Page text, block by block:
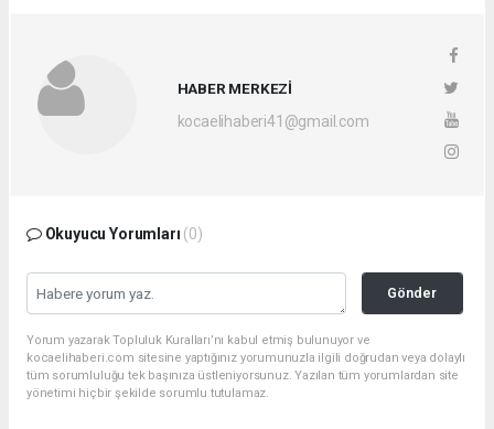
HABER MERKEZİ
kocaelihaberi41@gmail.com
Okuyucu Yorumları (0)
Gönder
Yorum yazarak Topluluk Kuralları’nı kabul etmiş bulunuyor ve
kocaelihaberi.com sitesine yaptığınız yorumunuzla ilgili doğrudan veya dolaylı
tüm sorumluluğu tek başınıza üstleniyorsunuz. Yazılan tüm yorumlardan site
yönetimi hiçbir şekilde sorumlu tutulamaz.